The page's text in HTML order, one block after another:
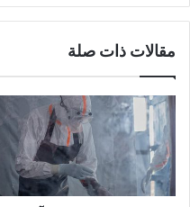
مقالات ذات صلة